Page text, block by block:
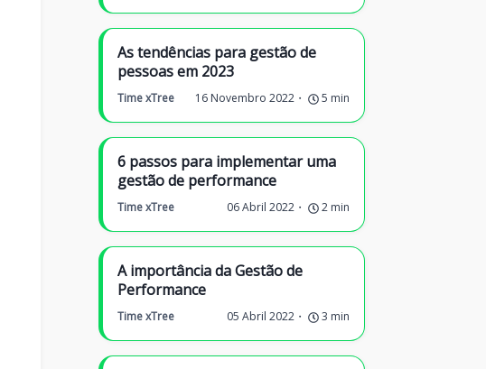
As tendências para gestão de
pessoas em 2023
Time xTree 16 Novembro 2022 5 min
6 passos para implementar uma
gestão de performance
Time xTree 06 Abril 2022 2 min
A importância da Gestão de
Performance
Time xTree 05 Abril 2022 3 min